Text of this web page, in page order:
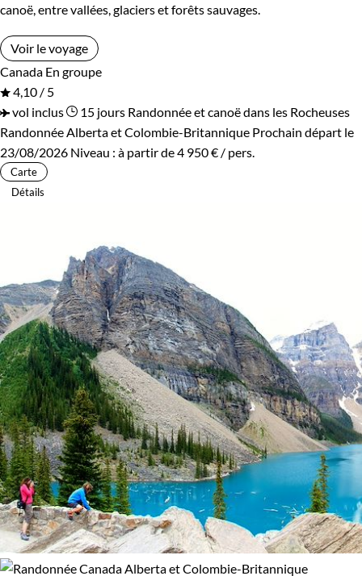
canoë, entre vallées, glaciers et forêts sauvages.
Voir le voyage
Canada En groupe
4,10 / 5
vol inclus
15 jours Randonnée et canoë dans les Rocheuses
Randonnée Alberta et Colombie-Britannique Prochain départ le
23/08/2026 Niveau : à partir de4 950 € / pers.
Carte
Détails